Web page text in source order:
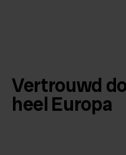
Vertrouwd
heel Europa